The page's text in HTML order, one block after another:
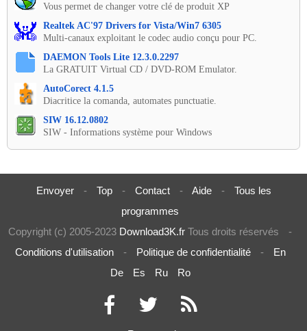
Vous permet de changer votre clé de produit XP
Realtek AC'97 Drivers for Vista/Win7 6305
Multi-canaux exploitant le codec audio conçu pour PC.
DAEMON Tools Lite 12.3.0.2297
La GRATUIT Virtual CD / DVD-ROM Emulator.
AutoCorect 4.1.5
Diacritice la comanda, automates punctuatie.
SIW 16.12.0802
SIW - Informations système pour Windows
Envoyer - Top - Contact - Aide -
Tous les
programmes
Copyright (c) 2005-2023 Download3K.fr Tous droits réservés
-
Conditions d'utilisation
- Politique de confidentialité -
En
De
Es Ru Ro